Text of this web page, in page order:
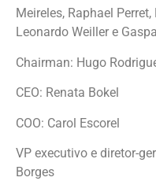
Meireles, Raphael
Leonardo Weiller e
Chairman: Hugo
CEO: Renata Bokel
COO: Carol Escorel
VP executivo e diretor-
Borges